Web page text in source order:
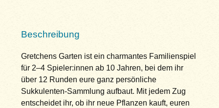
Beschreibung
Gretchens Garten ist ein charmantes Familienspiel
für 2–4 Spieler:innen ab 10 Jahren, bei dem ihr
über 12 Runden eure ganz persönliche
Sukkulenten-Sammlung aufbaut. Mit jedem Zug
entscheidet ihr, ob ihr neue Pflanzen kauft, euren